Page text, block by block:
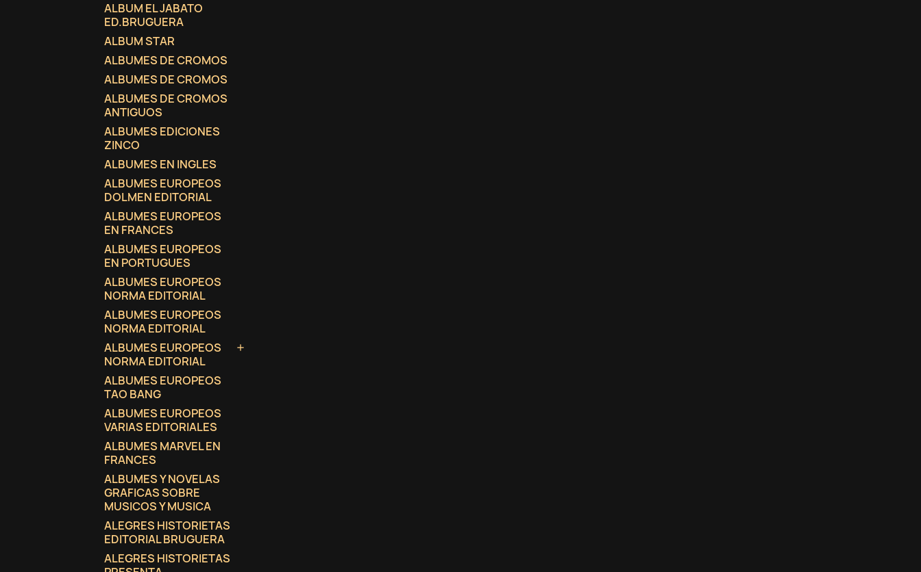
ALBUM EL JABATO
ED.BRUGUERA
ALBUM STAR
ALBUMES DE CROMOS
ALBUMES DE CROMOS
ALBUMES DE CROMOS
ANTIGUOS
ALBUMES EDICIONES
ZINCO
ALBUMES EN INGLES
ALBUMES EUROPEOS
DOLMEN EDITORIAL
ALBUMES EUROPEOS
EN FRANCES
ALBUMES EUROPEOS
EN PORTUGUES
ALBUMES EUROPEOS
NORMA EDITORIAL
ALBUMES EUROPEOS
NORMA EDITORIAL
ALBUMES EUROPEOS
NORMA EDITORIAL

ALBUMES EUROPEOS
TAO BANG
ALBUMES EUROPEOS
VARIAS EDITORIALES
ALBUMES MARVEL EN
FRANCES
ALBUMES Y NOVELAS
GRAFICAS SOBRE
MUSICOS Y MUSICA
ALEGRES HISTORIETAS
EDITORIAL BRUGUERA
ALEGRES HISTORIETAS